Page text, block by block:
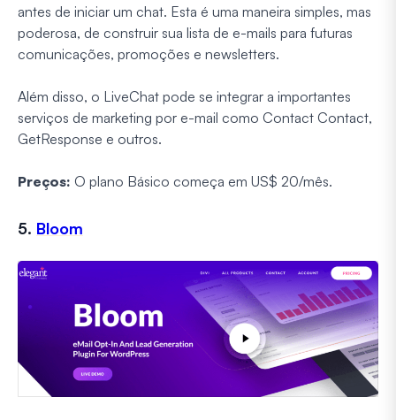
antes de iniciar um chat. Esta é uma maneira simples, mas
poderosa, de construir sua lista de e-mails para futuras
comunicações, promoções e newsletters.
Além disso, o LiveChat pode se integrar a importantes
serviços de marketing por e-mail como Contact Contact,
GetResponse e outros.
Preços: O plano Básico começa em US$ 20/mês.
5. Bloom